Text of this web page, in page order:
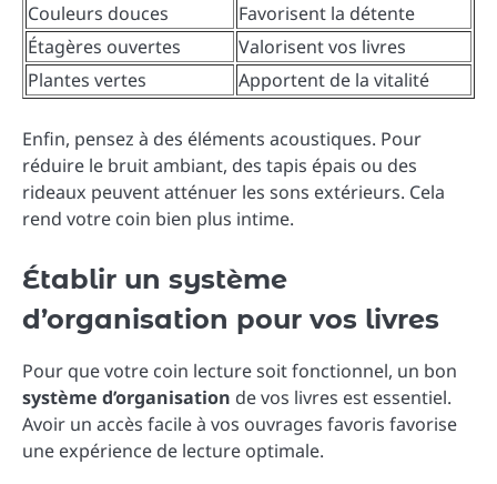
Couleurs douces
Favorisent la détente
Étagères ouvertes
Valorisent vos livres
Plantes vertes
Apportent de la vitalité
Enfin, pensez à des éléments acoustiques. Pour
réduire le bruit ambiant, des tapis épais ou des
rideaux peuvent atténuer les sons extérieurs. Cela
rend votre coin bien plus intime.
Établir un système
d’organisation pour vos livres
Pour que votre coin lecture soit fonctionnel, un bon
système d’organisation de vos livres est essentiel.
Avoir un accès facile à vos ouvrages favoris favorise
une expérience de lecture optimale.